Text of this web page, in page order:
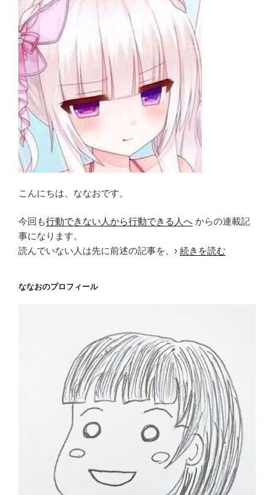
こんにちは、ななおです。
今回も行動できない人から行動できる人へ からの連載記
事になります。
読んでいない人は先に前述の記事を、› 続きを読む
ななおのプロフィール